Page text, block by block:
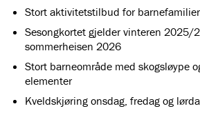
Stort aktivitetstilbud for barnefamilier
Sesongkortet gjelder vinteren 2025/
sommerheisen 2026
Stort barneområde med skogsløype
elementer
Kveldskjøring onsdag, fredag og